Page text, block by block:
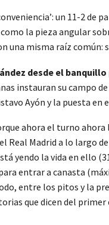
un 11-2 de
la pieza angular
una misma raíz común:
desde el
instauran su campo
Ayón y la puesta
ahora el turno ahora
Madrid a lo largo
yendo la vida en ello
entrar a canasta
entre los pitos y la
que dicen del